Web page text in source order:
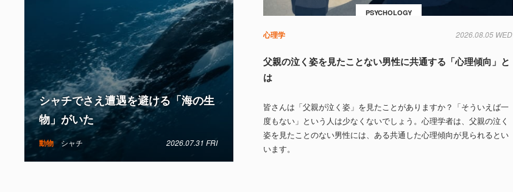
動物 シャチ 2026.07.31 FRI
シャチでさえ遭遇を避ける「海の生
物」がいた
PSYCHOLOGY
心理学 2026.08.05 WED
父親の泣く姿を見たことない男性に共通する「心理傾向」と
は
皆さんは「父親が泣く姿」を見たことがありますか？「そういえば一
度もない」という人は少なくないでしょう。心理学者は、父親の泣く
姿を見たことのない男性には、ある共通した心理傾向が見られるとい
います。